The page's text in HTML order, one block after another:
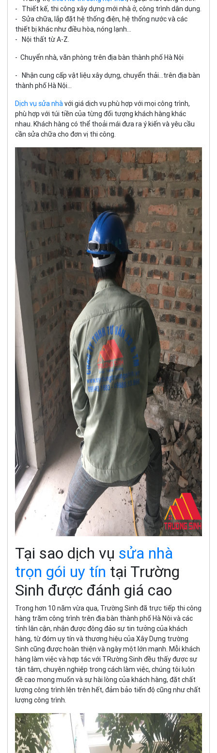
- Thiết kế, thi công xây dựng mới nhà ở, công trình dân dụng.
- Sửa chữa, lắp đặt hệ thống điện, hệ thống nước và các
thiết bị khác như điều hòa, nóng lạnh...
- Nội thất từ A-Z.
- Chuyển nhà, văn phòng trên địa bàn thành phố Hà Nội
- Nhận cung cấp vật liệu xây dựng, chuyển thải…trên địa bàn
thành phố Hà Nội…
Dịch vụ sửa nhàvới giá dịch vụ phù hợp với mọi công trình,
phù hợp với túi tiền của từng đối tượng khách hàng khác
nhau. Khách hàng có thể thoải mái đưa ra ý kiến và yêu cầu
cần sửa chữa cho đơn vị thi công.
Tại sao dịch vụ sửa nhà
trọn gói uy tín tại Trường
Sinh được đánh giá cao
Trong hơn 10 năm vừa qua, Trường Sinh đã trực tiếp thi công
hàng trăm công trình trên địa bàn thành phố Hà Nội và các
tỉnh lân cận, nhận được đông đảo sự tin tưởng của khách
hàng, từ đóm uy tín và thương hiệu của Xây Dựng trường
Sinh cũng được hoàn thiện và ngày một lớn mạnh. Mỗi khách
hàng làm việc và hợp tác với TRường Sinh đều thấy được sự
tận tâm, chuyên nghiệp trong cách làm việc, chúng tôi luôn
đề cao mong muốn và sự hài lòng của khách hàng, đặt chất
lượng công trình lên trên hết, đảm bảo tiến độ cũng như chất
lượng công trình.